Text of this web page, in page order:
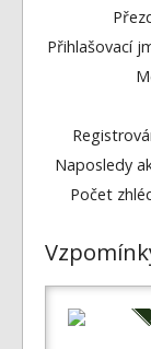
Inzerce
Kontakt
Přihlašovací
Naposledy
Počet